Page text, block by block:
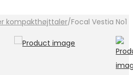
kompakthøjttaler/Focal Vestia No1